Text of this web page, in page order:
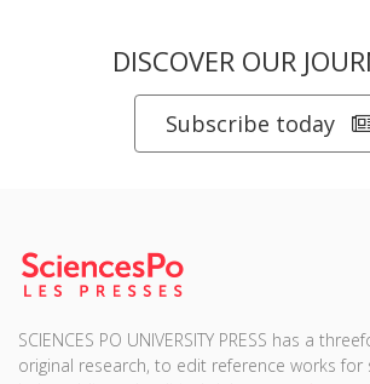
DISCOVER OUR
Subscribe today
SCIENCES PO UNIVERSITY PRESS has a
original research, to edit reference works